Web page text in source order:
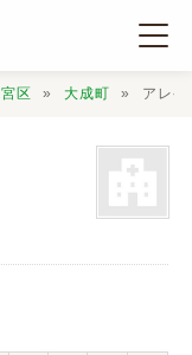
区 大成町 アレイ